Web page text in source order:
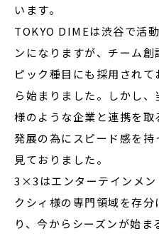
います。
TOKYO DIMEは渋谷で活
ンになりますが、チーム
ピック種目にも採用され
ら始まりました。しかし
様のような企業と連携を
発展の為にスピード感を
見ておりました。
3×3はエンターテインメン
クシィ様の専門領域を存
り、今からシーズンが始